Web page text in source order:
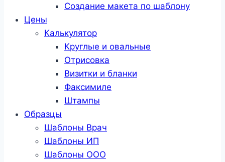
Создание макета по шаблону
Цены
Калькулятор
Круглые и овальные
Отрисовка
Визитки и бланки
Факсимиле
Штампы
Образцы
Шаблоны Врач
Шаблоны ИП
Шаблоны ООО